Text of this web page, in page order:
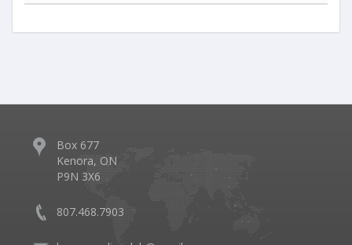
Box 677
Kenora, ON
P9N 3X6
807.468.7903